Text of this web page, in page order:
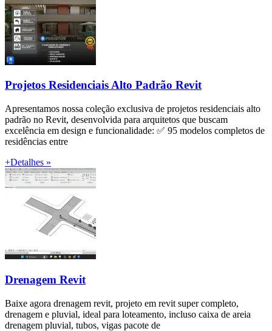
Projetos Residenciais Alto Padrão Revit
Apresentamos nossa coleção exclusiva de projetos residenciais alto
padrão no Revit, desenvolvida para arquitetos que buscam
excelência em design e funcionalidade: ✅ 95 modelos completos de
residências entre
+Detalhes »
Drenagem Revit
Baixe agora drenagem revit, projeto em revit super completo,
drenagem e pluvial, ideal para loteamento, incluso caixa de areia
drenagem pluvial, tubos, vigas pacote de